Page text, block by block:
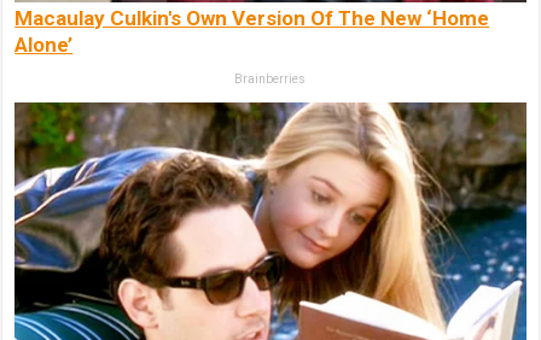
Macaulay Culkin's Own Version Of The New ‘Home
Alone’
Brainberries